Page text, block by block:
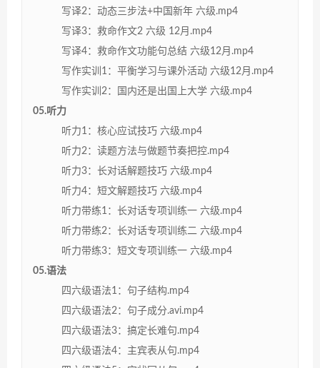
写译2：动态三步法+中国新年 六级.mp4
写译3：救命作文2 六级 12月.mp4
写译4：救命作文功能句总结 六级12月.mp4
写作实训1：平衡学习与课外活动 六级12月.mp4
写作实训2：国内还是出国上大学 六级.mp4
05.听力
听力1：核心应试技巧 六级.mp4
听力2：读题方法与做题节奏把控.mp4
听力3：长对话解题技巧 六级.mp4
听力4：短文解题技巧 六级.mp4
听力带练1：长对话专项训练一 六级.mp4
听力带练2：长对话专项训练二 六级.mp4
听力带练3：短文专项训练一 六级.mp4
05.语法
四六级语法1：句子结构.mp4
四六级语法2：句子成分.avi.mp4
四六级语法3：搞定长难句.mp4
四六级语法4：主宾表从句.mp4